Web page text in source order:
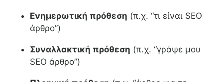
Ενημερωτική πρόθεση (π.χ. “τι είναι SEO
άρθρο”)
Συναλλακτική πρόθεση (π.χ. “γράψε μου
SEO άρθρο”)